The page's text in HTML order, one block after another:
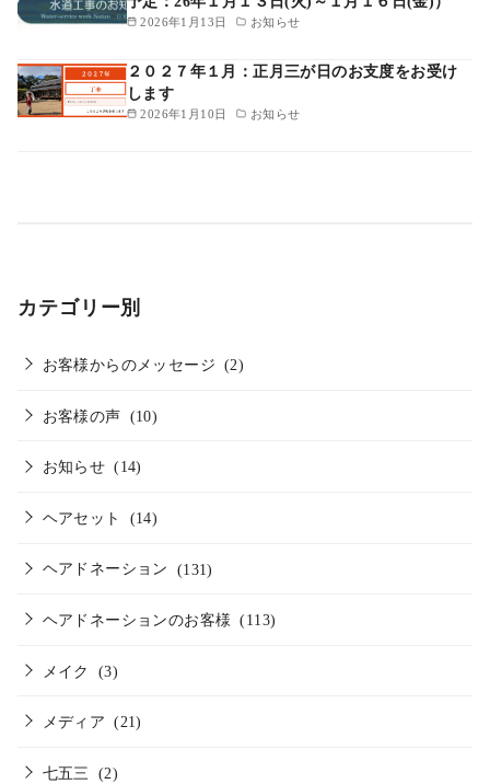
2026年1月13日 お知らせ
2026年1月10日 お知らせ
２０２７年１月：正月三が日のお支度をお受け
します
カテゴリー別
お客様からのメッセージ (2)
お客様の声 (10)
お知らせ (14)
ヘアセット (14)
ヘアドネーション (131)
ヘアドネーションのお客様 (113)
メイク (3)
メディア (21)
七五三 (2)